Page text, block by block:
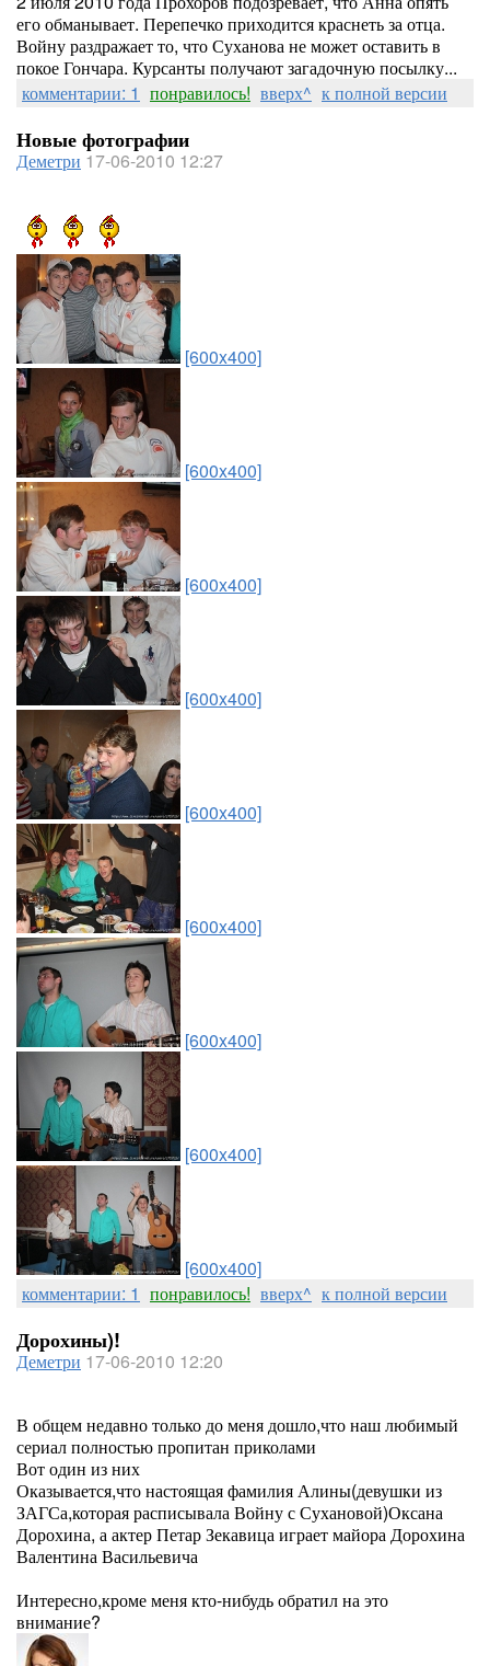
его обманывает. Перепечко приходится краснеть за отца.
Войну раздражает то, что Суханова не может оставить в
покое Гончара. Курсанты получают загадочную посылку...
комментарии: 1 понравилось! вверх^ к полной версии
Новые фотографии
Деметри 17-06-2010 12:27
[600x400]
[600x400]
[600x400]
[600x400]
[600x400]
[600x400]
[600x400]
[600x400]
[600x400]
комментарии: 1 понравилось! вверх^ к полной версии
Дорохины)!
Деметри 17-06-2010 12:20
В общем недавно только до меня дошло,что наш любимый
сериал полностью пропитан приколами
Вот один из них
Оказывается,что настоящая фамилия Алины(девушки из
ЗАГСа,которая расписывала Войну с Сухановой)Оксана
Дорохина, а актер Петар Зекавица играет майора Дорохина
Валентина Васильевича
Интересно,кроме меня кто-нибудь обратил на это
внимание?